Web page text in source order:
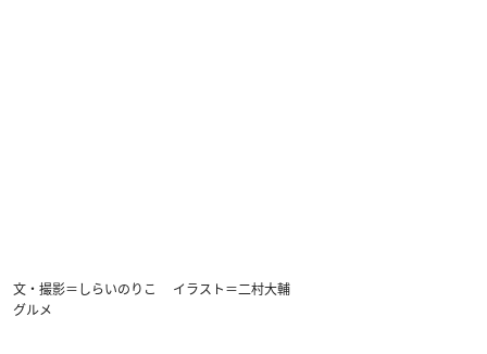
文・撮影＝しらいのりこ イラスト＝二村大輔
グルメ